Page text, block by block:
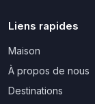
Liens rapides
Maison
À propos de nous
Destinations